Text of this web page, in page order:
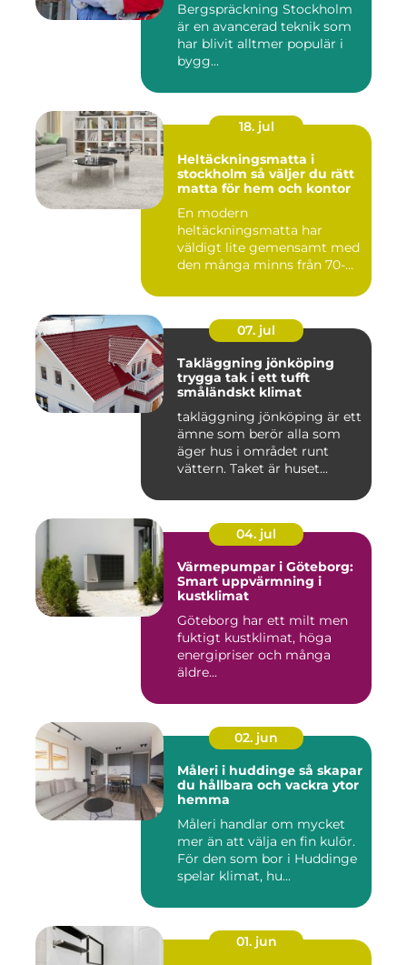
Bergspräckning Stockholm
är en avancerad teknik som
har blivit alltmer populär i
bygg...
18. jul
Heltäckningsmatta i
stockholm så väljer du rätt
matta för hem och kontor
En modern
heltäckningsmatta har
väldigt lite gemensamt med
den många minns från 70-
07. jul
Takläggning jönköping
trygga tak i ett tufft
småländskt klimat
takläggning jönköping är ett
ämne som berör alla som
äger hus i området runt
vättern. Taket är huset...
04. jul
Värmepumpar i Göteborg:
Smart uppvärmning i
kustklimat
Göteborg har ett milt men
fuktigt kustklimat, höga
energipriser och många
äldre...
02. jun
Måleri i huddinge så skapar
du hållbara och vackra ytor
hemma
Måleri handlar om mycket
mer än att välja en fin kulör.
För den som bor i Huddinge
spelar klimat, hu...
01. jun